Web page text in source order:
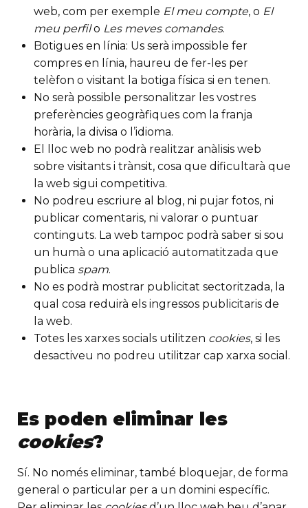
web, com per exemple El meu compte, o El
meu perfilo Les meves comandes.
Botigues en línia: Us serà impossible fer
compres en línia, haureu de fer-les per
telèfon o visitant la botiga física si en tenen.
No serà possible personalitzar les vostres
preferències geogràfiques com la franja
horària, la divisa o l’idioma.
El lloc web no podrà realitzar anàlisis web
sobre visitants i trànsit, cosa que dificultarà que
la web sigui competitiva.
No podreu escriure al blog, ni pujar fotos, ni
publicar comentaris, ni valorar o puntuar
continguts. La web tampoc podrà saber si sou
un humà o una aplicació automatitzada que
publica spam.
No es podrà mostrar publicitat sectoritzada, la
qual cosa reduirà els ingressos publicitaris de
la web.
Totes les xarxes socials utilitzen cookies, si les
desactiveu no podreu utilitzar cap xarxa social.
Es poden eliminar les
cookies?
Sí. No només eliminar, també bloquejar, de forma
general o particular per a un domini específic.